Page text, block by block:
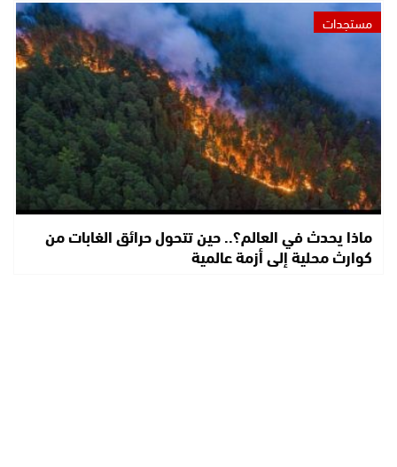
مستجدات
ماذا يحدث في العالم؟.. حين تتحول حرائق الغابات من
كوارث محلية إلى أزمة عالمية